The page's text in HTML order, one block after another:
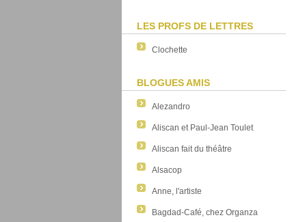
LES PROFS DE LETTRES
Clochette
BLOGUES AMIS
Alezandro
Aliscan et Paul-Jean Toulet
Aliscan fait du théâtre
Alsacop
Anne, l'artiste
Bagdad-Café, chez Organza